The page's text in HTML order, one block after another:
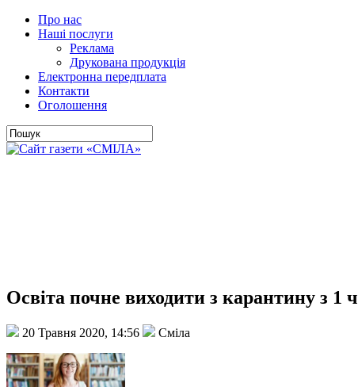
Про нас
Наші послуги
Реклама
Друкована продукція
Електронна передплата
Контакти
Оголошення
Освіта почне виходити з карантину з 1
20 Травня 2020, 14:56 Сміла